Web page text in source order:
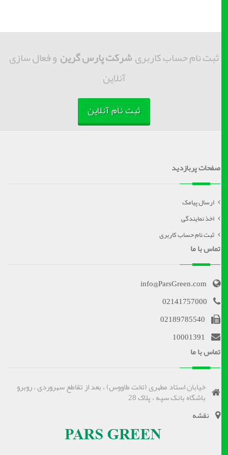
ثبت نام حساب کاربریشرکت پارس گرینو فعال سازی
آنلاین
ثبت نام آنلاین
صفحات پربازدید
ارسال پیامک
اخذ نمایندگی
ثبت نام حساب کاربری
تماس با ما
info@ParsGreen.com
02141757000
02189785540
10001391
تماس با ما
خیابان استاد مطهری (تخت طاووس) ، بعد از تقاطع سهروردی ، روبرو
باشگاه بانک سپه ، پلاک 28
نقشه